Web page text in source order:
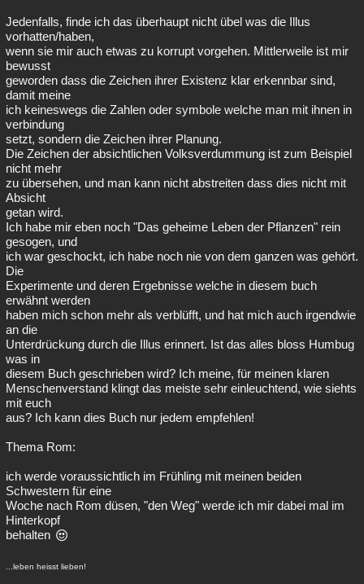
Jedenfalls, finde ich das überhaupt nicht übel was die Illus
vorhatten/haben,
wenn sie mir auch etwas zu korrupt vorgehen. Mittlerweile ist mir
bewusst
geworden dass die Zeichen ihrer Existenz klar erkennbar sind,
damit meine
ich keineswegs die Zahlen oder symbole welche man mit ihnen in
verbindung
setzt, sondern die Zeichen ihrer Planung.
Die Zeichen der absichtlichen Volksverdummung ist zum Beispiel
nicht mehr
zu übersehen, und man kann nicht abstreiten dass dies nicht mit
Absicht
getan wird.
Ich habe mir eben noch "Das geheime Leben der Pflanzen" rein
gesogen, und
ich war geschockt, ich habe noch nie von dem ganzen was gehört.
Die
Experimente und deren Ergebnisse welche in diesem buch
erwähnt werden
haben mich schon mehr als verblüfft, und hat mich auch irgendwie
an die
Unterdrückung durch die Illus erinnert. Ist das alles bloss Humbug
was in
diesem Buch geschrieben wird? Ich meine, für meinen klaren
Menschenverstand klingt das meiste sehr einleuchtend, wie siehts
mit euch
aus? Ich kann dies Buch nur jedem empfehlen!
Thema Rom:
ich werde voraussichtlich im Frühling mit meinen beiden
Schwestern für eine
Woche nach Rom düsen, "den Weg" werde ich mir dabei mal im
Hinterkopf
behalten
...leben heisst lieben!